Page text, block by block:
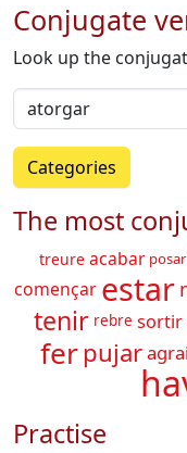
Conjugate
Look up the
Categories
The most
treure acabar posar
començar estar
tenir rebre sortir
ferpujar
Practise